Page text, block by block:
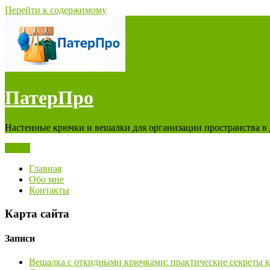
Перейти к содержимому
ПатерПро
Настенные крючки и вешалки для организации пространства в
Главная
Обо мне
Контакты
Карта сайта
Записи
Вешалка с откидными крючками: практические секреты